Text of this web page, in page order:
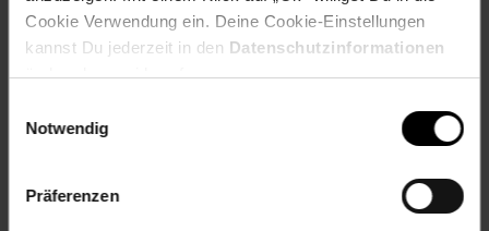
Cookie Verwendung ein. Deine Cookie-Einstellungen
kannst Du jederzeit in den Datenschutzinformationen
ändern bzw. widerrufen.
Notwendig
Präferenzen